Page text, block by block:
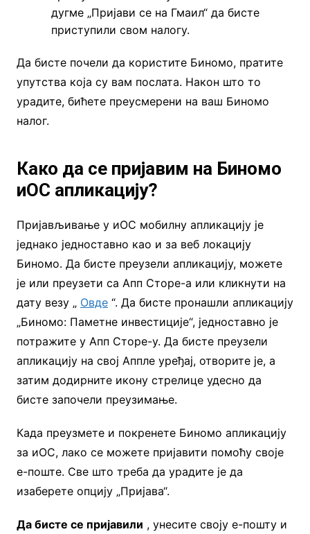
дугме „Пријави се на Гмаил“ да бисте
приступили свом налогу.
Да бисте почели да користите Биномо, пратите
упутства која су вам послата. Након што то
урадите, бићете преусмерени на ваш Биномо
налог.
Како да се пријавим на Биномо
иОС апликацију?
Пријављивање у иОС мобилну апликацију је
једнако једноставно као и за веб локацију
Биномо. Да бисте преузели апликацију, можете
је или преузети са Апп Сторе-а или кликнути на
дату везу „ Овде“. Да бисте пронашли апликацију
„Биномо: Паметне инвестиције“, једноставно је
потражите у Апп Сторе-у. Да бисте преузели
апликацију на свој Аппле уређај, отворите је, а
затим додирните икону стрелице удесно да
бисте започели преузимање.
Када преузмете и покренете Биномо апликацију
за иОС, лако се можете пријавити помоћу своје
е-поште. Све што треба да урадите је да
изаберете опцију „Пријава“.
Да бисте се пријавили , унесите своју е-пошту и